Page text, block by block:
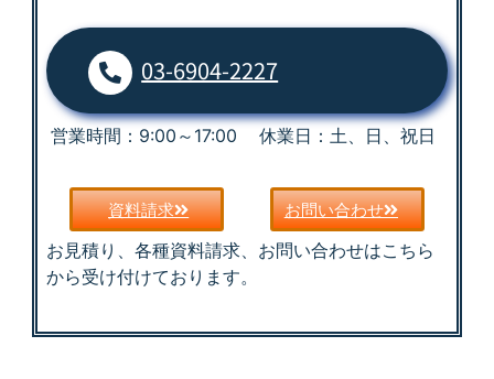
03-6904-2227
営業時間：9:00～17:00 休業日：土、日、祝日
資料請求 お問い合わせ
お見積り、各種資料請求、お問い合わせはこちら
から受け付けております。